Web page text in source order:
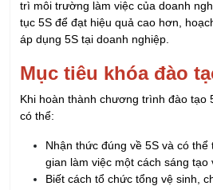
Mục tiêu khóa đào
có thể:
Nhận thức đúng về 5S và có thể
gian làm việc một cách sáng tạo
kết hợp sàng lọc ban đầu trong
Áp dụng phương pháp quản lý
làm việc để đạt các tiêu chí: